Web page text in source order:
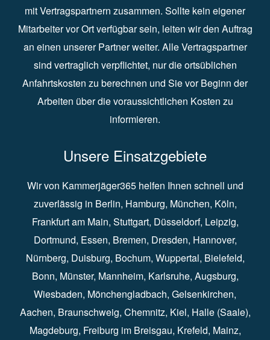
mit Vertragspartnern zusammen. Sollte kein eigener
Mitarbeiter vor Ort verfügbar sein, leiten wir den Auftrag
an einen unserer Partner weiter. Alle Vertragspartner
sind vertraglich verpflichtet, nur die ortsüblichen
Anfahrtskosten zu berechnen und Sie vor Beginn der
Arbeiten über die voraussichtlichen Kosten zu
informieren.
Unsere Einsatzgebiete
Wir von Kammerjäger365 helfen Ihnen schnell und
zuverlässig in Berlin⁠, Hamburg⁠, München, Köln⁠,
Frankfurt am Main⁠, Stuttgart⁠, Düsseldorf⁠, Leipzig⁠,
Dortmund⁠, Essen⁠, Bremen⁠, Dresden⁠, Hannover⁠,
Nürnberg⁠, Duisburg⁠⁠, Bochum⁠, Wuppertal⁠⁠, Bielefeld⁠⁠,
Bonn⁠⁠, Münster⁠⁠, Mannheim⁠, Karlsruhe⁠, Augsburg⁠,
Wiesbaden⁠⁠, Mönchengladbach⁠, Gelsenkirchen⁠⁠,
Aachen⁠⁠, Braunschweig⁠, Chemnitz⁠⁠, Kiel⁠, Halle (Saale)⁠⁠,
Magdeburg⁠, Freiburg im Breisgau⁠⁠, Krefeld⁠⁠, Mainz⁠⁠,